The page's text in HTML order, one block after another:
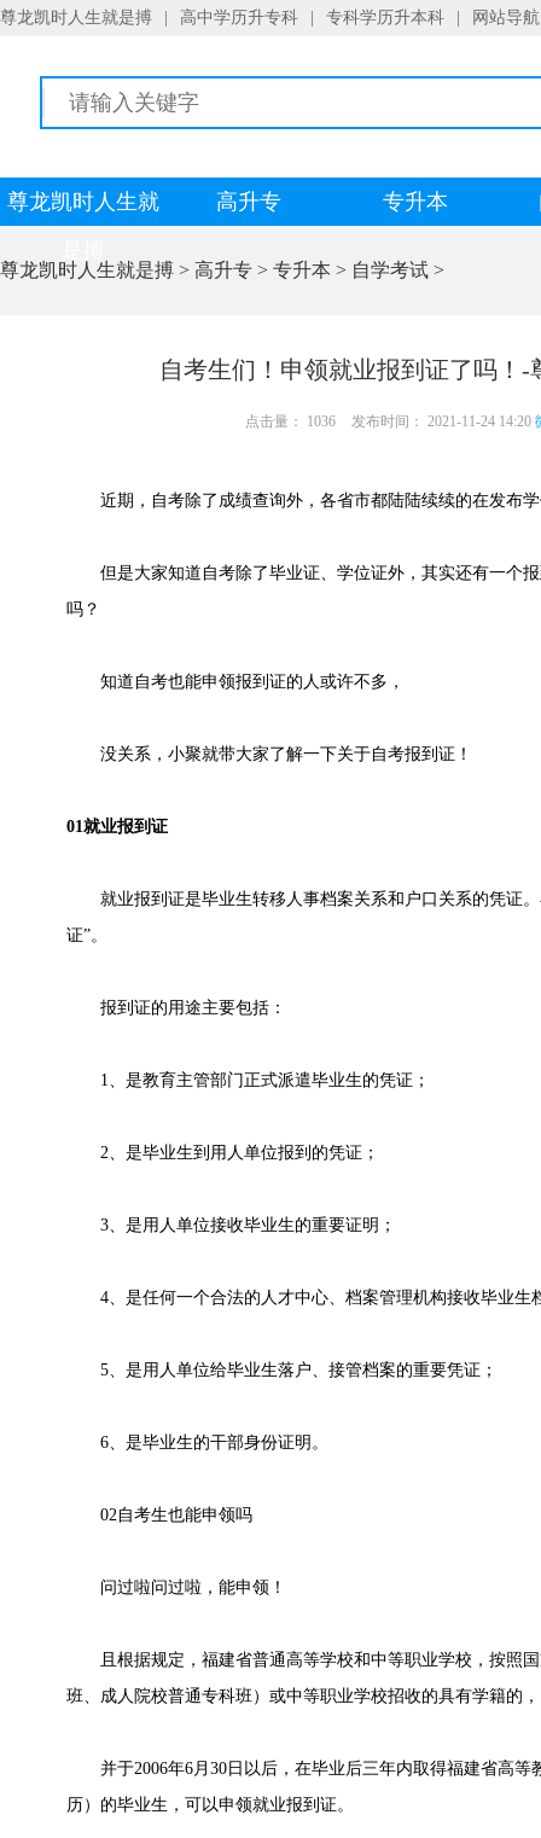
尊龙凯时人生就是搏 高中学历升专科 专科学历升本科 网站导航
尊龙凯时人生就
高升专 专升本
尊龙凯时人生就是搏 > 高升专 > 专升本 > 自学考试 >
自考生们！申领就业报到证了吗！-
点击量： 1036 发布时间： 2021-11-24 14:20
近期，自考除了成绩查询外，各省市都陆陆续续的在发布学
但是大家知道自考除了毕业证、学位证外，其实还有一个报
吗？
知道自考也能申领报到证的人或许不多，
没关系，小聚就带大家了解一下关于自考报到证！
01就业报到证
就业报到证是毕业生转移人事档案关系和户口关系的凭证。
证”。
报到证的用途主要包括：
1、是教育主管部门正式派遣毕业生的凭证；
2、是毕业生到用人单位报到的凭证；
3、是用人单位接收毕业生的重要证明；
4、是任何一个合法的人才中心、档案管理机构接收毕业生
5、是用人单位给毕业生落户、接管档案的重要凭证；
6、是毕业生的干部身份证明。
02自考生也能申领吗
问过啦问过啦，能申领！
且根据规定，福建省普通高等学校和中等职业学校，按照国
班、成人院校普通专科班）或中等职业学校招收的具有学籍的，
并于2006年6月30日以后，在毕业后三年内取得福建省高等
历）的毕业生，可以申领就业报到证。